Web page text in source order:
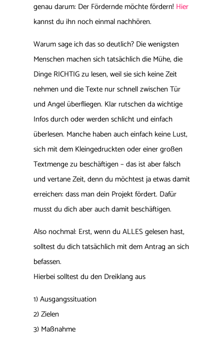
genau darum: Der Fördernde möchte fördern! Hier
kannst du ihn noch einmal nachhören.
Warum sage ich das so deutlich? Die wenigsten
Menschen machen sich tatsächlich die Mühe, die
Dinge RICHTIG zu lesen, weil sie sich keine Zeit
nehmen und die Texte nur schnell zwischen Tür
und Angel überfliegen. Klar rutschen da wichtige
Infos durch oder werden schlicht und einfach
überlesen. Manche haben auch einfach keine Lust,
sich mit dem Kleingedruckten oder einer großen
Textmenge zu beschäftigen – das ist aber falsch
und vertane Zeit, denn du möchtest ja etwas damit
erreichen: dass man dein Projekt fördert. Dafür
musst du dich aber auch damit beschäftigen.
Also nochmal: Erst, wenn du ALLES gelesen hast,
solltest du dich tatsächlich mit dem Antrag an sich
befassen.
Hierbei solltest du den Dreiklang aus
1) Ausgangssituation
2) Zielen
3) Maßnahme